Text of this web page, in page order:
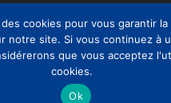
Club Innovation & Culture
Sinapses Conseils
cookies pour vous garantir la
notre site. Si vous continuez à
que vous acceptez
cookies.
Ok